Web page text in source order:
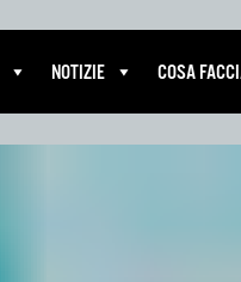
NOTIZIE COSA